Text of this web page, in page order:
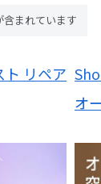
まれています
ト リペア
オ